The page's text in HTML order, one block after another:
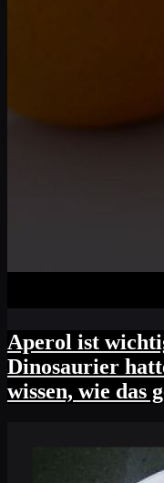
Aperol ist
Dinosaurier
wissen, wie das